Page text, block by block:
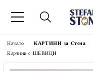
Начало КАРТИНИ за Стена
Картини с ШЕВИЦИ